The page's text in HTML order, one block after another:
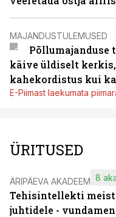
MAJANDUSTULEMUSED
Põllumajanduse
käive üldiselt
kahekordistus kui
E-Piimast laekumata
ÜRITUSED
ÄRIPÄEVA AKADEEMIA
Tehisintellekti
juhtidele -
8